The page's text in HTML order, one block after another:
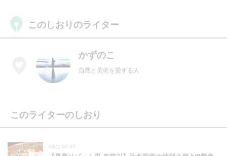
このしおりのライター
かずのこ
自然と美術を愛する人
このライターのしおり
2022-09-25